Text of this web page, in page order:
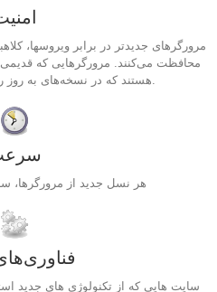
مرورگرهای جدیدتر در برابر ویروسها،
محافظت می‌کنند. مرورگرهایی که
هر نسل جدید از مرورگرها،
سایت هایی که از تکنولوژی های جدید